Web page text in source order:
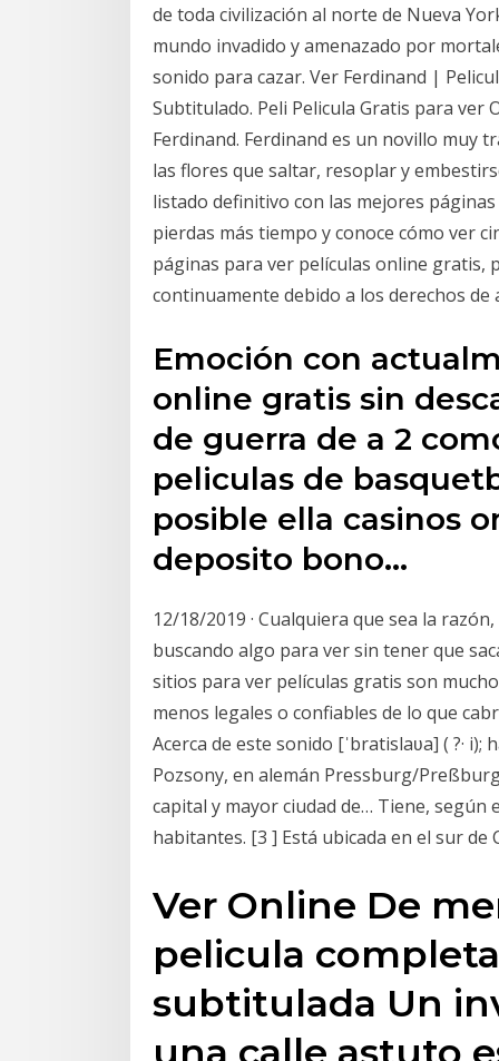
de toda civilización al norte de Nueva
mundo invadido y amenazado por
sonido para cazar. Ver Ferdinand |
Subtitulado. Peli Pelicula Gratis para ver
Ferdinand. Ferdinand es un novillo muy
las flores que saltar, resoplar y
listado definitivo con las mejores
pierdas más tiempo y conoce cómo ver
páginas para ver películas online gratis,
continuamente debido a los derechos de
Emoción con
online gratis sin
de guerra de a 2
peliculas de
posible ella casinos
deposito bono…
12/18/2019 · Cualquiera que sea la
buscando algo para ver sin tener que
sitios para ver películas gratis son
menos legales o confiables de lo que
Acerca de este sonido [ˈbratislaʋa] ( ?·
Pozsony, en alemán Pressburg/
capital y mayor ciudad de… Tiene, según
habitantes. [3 ] Está ubicada en el sur de
Ver Online De
pelicula
subtitulada Un